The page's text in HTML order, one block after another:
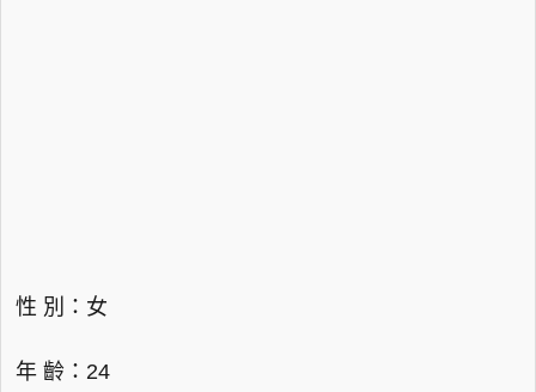
性 別：女
年 齡：24